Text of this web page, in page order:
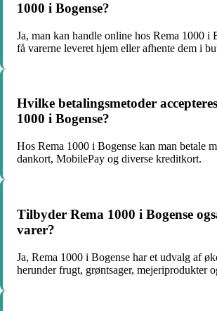
1000 i Bogense?
Ja, man kan handle online hos Rema 1000 i
få varerne leveret hjem eller afhente dem i
Hvilke betalingsmetoder
1000 i Bogense?
Hos Rema 1000 i Bogense kan man betale
dankort, MobilePay og diverse kreditkort.
Tilbyder Rema 1000 i Bogense
varer?
Ja, Rema 1000 i Bogense har et udvalg af
herunder frugt, grøntsager, mejeriprodukter